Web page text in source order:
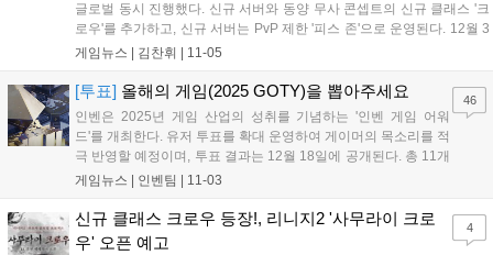
글로벌 동시 진행했다. 신규 서버와 동양 무사 콘셉트의 신규 클래스 '크
로우'를 추가하고, 신규 서버는 PvP 제한 '피스 존'으로 운영된다. 12월 3
일까지 '글로벌 아레나: 원 월드'를 진행, 지역 랭킹에 따라 보상을 제공한
기념 감사 선물을 지급한다....
게임뉴스 | 김찬휘 11-05
[투표] 올해의 게임(2025 GOTY)을 뽑아주세요
인벤은 2025년 게임 산업의 성취를 기념하는 '인벤 게임 어워
드'를 개최한다. 유저 투표를 확대 운영하여 게이머의 목소리를 적
극 반영할 예정이며, 투표 결과는 12월 18일에 공개된다. 총 11개
부문에서 유저 투표로 수상작을 결정하며, '올해의 게임'과 '최고
지 진행되며, 참여자에게는 추첨을 통해 경품을 제공하는 이벤트
도 진행한다....
게임뉴스 | 인벤팀 11-03
46
신규 클래스 크로우 등장!, 리니지2 '사무라이 크로
우' 오픈 예고
4